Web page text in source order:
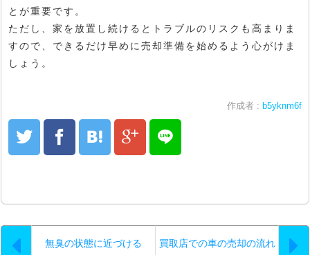
とが重要です。
ただし、家を放置し続けるとトラブルのリスクも高まりま
すので、できるだけ早めに売却準備を始めるよう心がけま
しょう。
作成者 : b5yknm6f
無臭の状態に近づける 買取店での車の売却の流れ